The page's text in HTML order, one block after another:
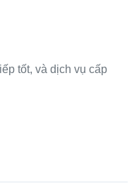
tốt, và dịch vụ cấp